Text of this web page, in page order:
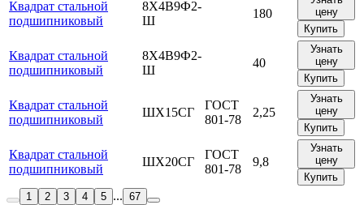
Квадрат стальной
подшипниковый
8Х4В9Ф2-
Ш
180
цену
Купить
Квадрат стальной
подшипниковый
8Х4В9Ф2-
Ш
40
Узнать
цену
Купить
Квадрат стальной
подшипниковый
ШХ15СГ
ГОСТ
801-78
2,25
Узнать
цену
Купить
Квадрат стальной
подшипниковый
ШХ20СГ
ГОСТ
801-78
9,8
Узнать
цену
Купить
1
2 3 4 5 ... 67